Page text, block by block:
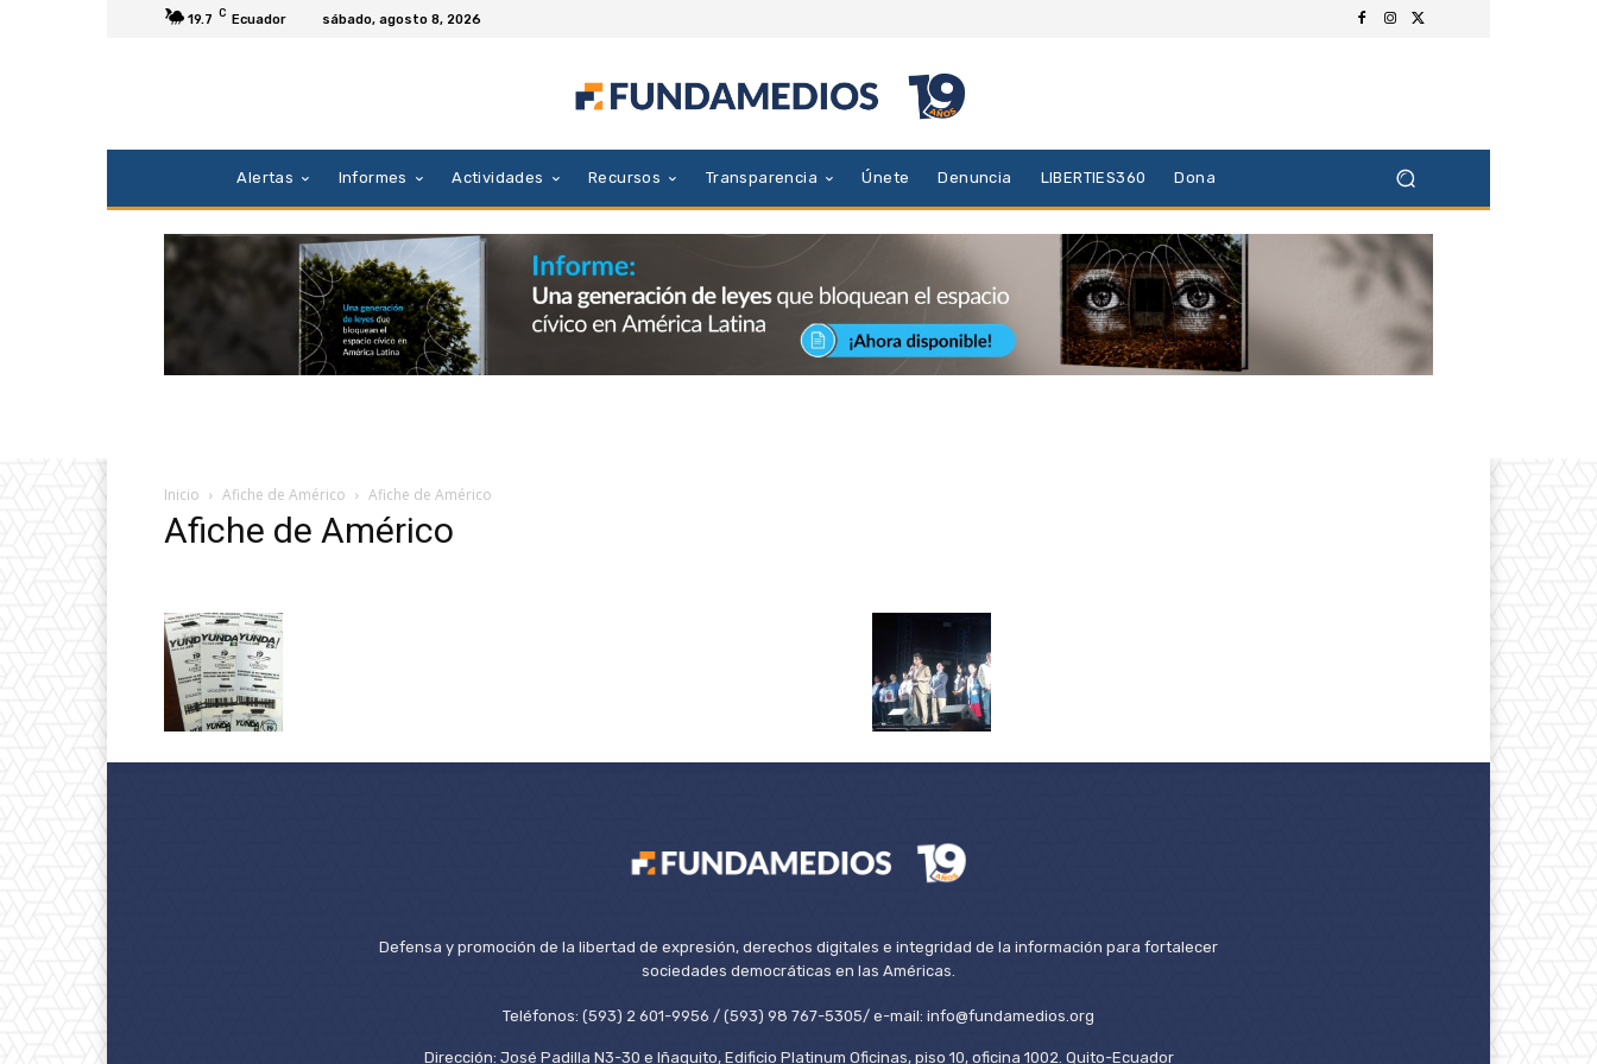
19.7 C Ecuador sábado, agosto 8, 2026
Alertas Informes Actividades Recursos Transparencia Únete Denuncia LIBERTIES360 Dona
Inicio Afiche de Américo Afiche de Américo
Afiche de Américo
Defensa y promoción de la libertad de expresión, derechos digitales e integridad de la información para fortalecer
sociedades democráticas en las Américas.
Teléfonos: (593) 2 601-9956 / (593) 98 767-5305/ e-mail: info@fundamedios.org
Dirección: José Padilla N3-30 e Iñaquito, Edificio Platinum Oficinas, piso 10, oficina 1002. Quito-Ecuador